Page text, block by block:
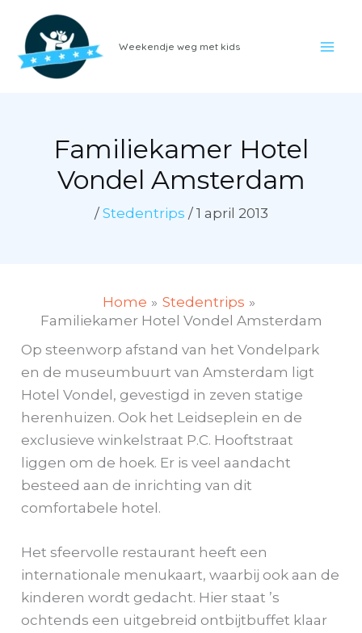
naar
de
inhoud
Weekendje weg met kids
Familiekamer Hotel
Vondel Amsterdam
/ Stedentrips / 1 april 2013
Home
Stedentrips
Familiekamer Hotel Vondel Amsterdam
Op steenworp afstand van het Vondelpark
en de museumbuurt van Amsterdam ligt
Hotel Vondel, gevestigd in zeven statige
herenhuizen. Ook het Leidseplein en de
exclusieve winkelstraat P.C. Hooftstraat
liggen om de hoek. Er is veel aandacht
besteed aan de inrichting van dit
comfortabele hotel.
Het sfeervolle restaurant heeft een
internationale menukaart, waarbij ook aan de
kinderen wordt gedacht. Hier staat ’s
ochtends een uitgebreid ontbijtbuffet klaar